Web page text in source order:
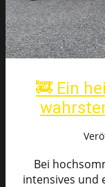
🚒 Ein
Bei
intensives und